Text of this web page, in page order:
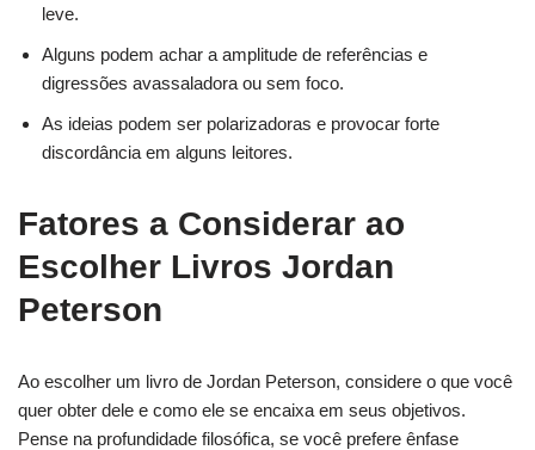
leve.
Alguns podem achar a amplitude de referências e
digressões avassaladora ou sem foco.
As ideias podem ser polarizadoras e provocar forte
discordância em alguns leitores.
Fatores a Considerar ao
Escolher Livros Jordan
Peterson
Ao escolher um livro de Jordan Peterson, considere o que você
quer obter dele e como ele se encaixa em seus objetivos.
Pense na profundidade filosófica, se você prefere ênfase